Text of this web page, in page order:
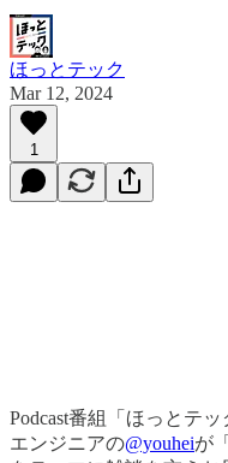
ほっとテック
Mar 12, 2024
1
Podcast番組「ほっとテ
エンジニアの@youheiが